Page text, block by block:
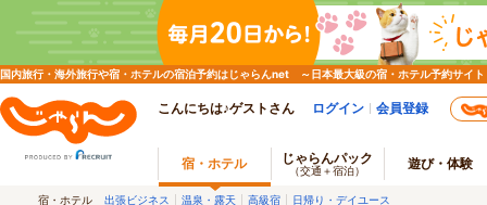
国内旅行・海外旅行や宿・ホテルの宿泊予約はじゃらんnet ～日本最大級の宿・ホテル予約サイト
こんにちは♪ゲストさん ログイン 会員登録
宿・ホテル じゃらんパック
（交通＋宿泊） 遊び・体験
宿・ホテル 出張ビジネス 温泉・露天 高級宿 日帰り・デイユース